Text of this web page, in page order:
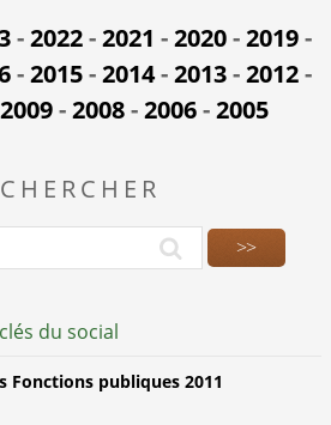
-2022-2021 -2020-2019-
-2015-2014-2013-2012-
2009-2008-2006-2005
du social
Fonctions publiques 2011